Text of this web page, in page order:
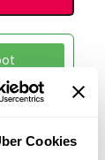
Cookies